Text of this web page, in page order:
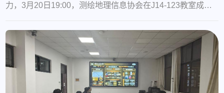
力，3月20日19:00，测绘地理信息协会在J14-123教室成功
张蕾老师、刘新老师，以及曾在GIS应用技能大赛中荣获特
等奖的学长学姐担任评委，协会成员与参赛学生共同参与了
此次活动。活动伊始，测绘地理信息协会会长孙雅楠同学作
开场发言，简要介绍了本次寒假制图实习的背景与目的。本
次实习采用GIS应用技能大赛的比赛内容，...